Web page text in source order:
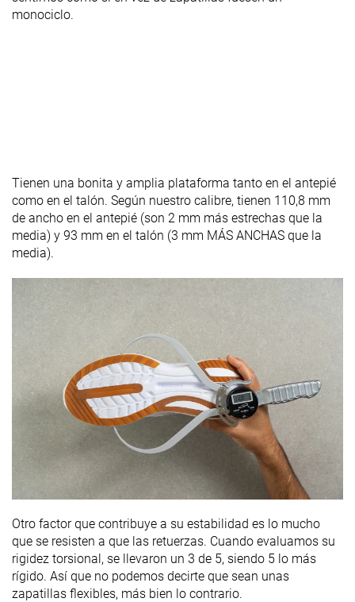
monociclo.
Tienen una bonita y amplia plataforma tanto en el antepié
como en el talón. Según nuestro calibre, tienen 110,8 mm
de ancho en el antepié (son 2 mm más estrechas que la
media) y 93 mm en el talón (3 mm MÁS ANCHAS que la
media).
Otro factor que contribuye a su estabilidad es lo mucho
que se resisten a que las retuerzas. Cuando evaluamos su
rigidez torsional, se llevaron un 3 de 5, siendo 5 lo más
rígido. Así que no podemos decirte que sean unas
zapatillas flexibles, más bien lo contrario.